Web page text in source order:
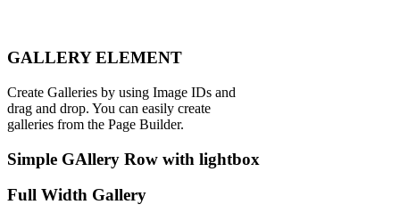
GALLERY ELEMENT
Create Galleries by using Image IDs and
drag and drop. You can easily create
galleries from the Page Builder.
Simple GAllery Row with lightbox
Full Width Gallery